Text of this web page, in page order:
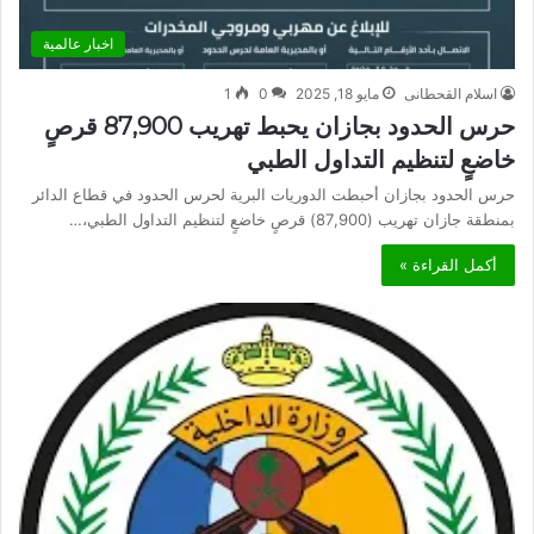
اخبار عالمية
اسلام القحطانى مايو 18, 2025 0
1
حرس الحدود بجازان يحبط تهريب 87,900 قرصٍ
خاضعٍ لتنظيم التداول الطبي
حرس الحدود بجازان أحبطت الدوريات البرية لحرس الحدود في قطاع الدائر
بمنطقة جازان تهريب (87,900) قرصٍ خاضعٍ لتنظيم التداول الطبي،…
أكمل القراءة »